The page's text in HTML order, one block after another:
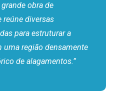
obra de
reúne diversas
para estruturar a
uma região densamente
de alagamentos.”